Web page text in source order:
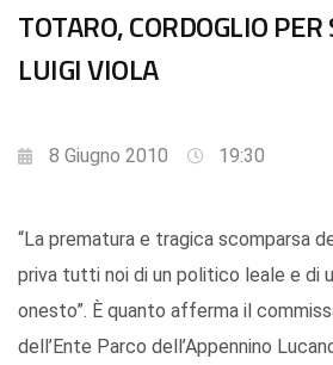
TOTARO, CORDOGLIO
LUIGI VIOLA
8 Giugno 2010 19:30
“La prematura e tragica scomparsa
priva tutti noi di un politico leale e di
onesto”. È quanto afferma il
dell’Ente Parco dell’Appennino